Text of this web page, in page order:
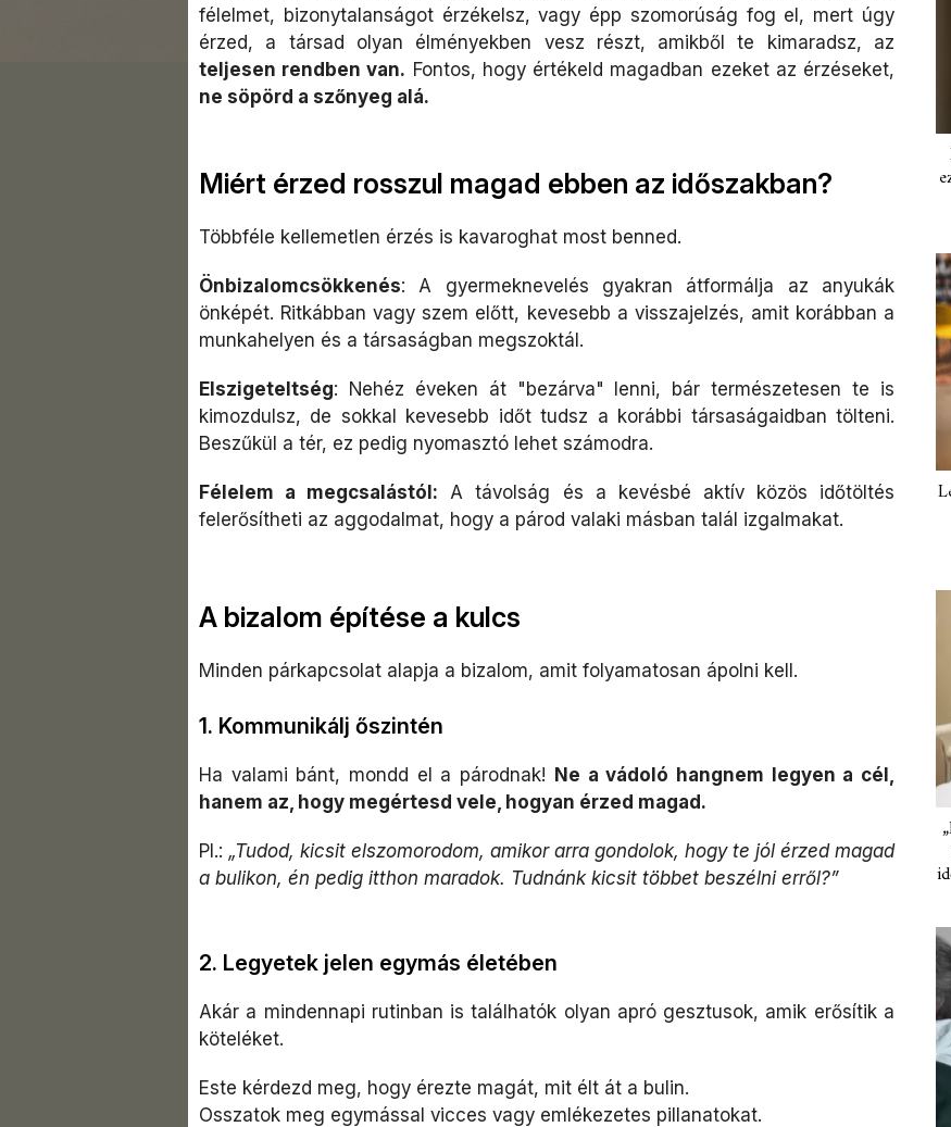
félelmet, bizonytalanságot érzékelsz, vagy épp szomorúság fog el, mert úgy
érzed, a társad olyan élményekben vesz részt, amikből te kimaradsz, az
teljesen rendben van. Fontos, hogy értékeld magadban ezeket az érzéseket,
ne söpörd a szőnyeg alá.
Miért érzed rosszul magad ebben az időszakban?
Többféle kellemetlen érzés is kavaroghat most benned.
Önbizalomcsökkenés: A gyermeknevelés gyakran átformálja az anyukák
önképét. Ritkábban vagy szem előtt, kevesebb a visszajelzés, amit korábban a
munkahelyen és a társaságban megszoktál.
Elszigeteltség: Nehéz éveken át "bezárva" lenni, bár természetesen te is
kimozdulsz, de sokkal kevesebb időt tudsz a korábbi társaságaidban tölteni.
Beszűkül a tér, ez pedig nyomasztó lehet számodra.
Félelem a megcsalástól: A távolság és a kevésbé aktív közös időtöltés
felerősítheti az aggodalmat, hogy a párod valaki másban talál izgalmakat.
A bizalom építése a kulcs
Minden párkapcsolat alapja a bizalom, amit folyamatosan ápolni kell.
1. Kommunikálj őszintén
Ha valami bánt, mondd el a párodnak! Ne a vádoló hangnem legyen a cél,
hanem az, hogy megértesd vele, hogyan érzed magad.
Pl.: „Tudod, kicsit elszomorodom, amikor arra gondolok, hogy te jól érzed magad
a bulikon, én pedig itthon maradok. Tudnánk kicsit többet beszélni erről?”
2. Legyetek jelen egymás életében
Akár a mindennapi rutinban is találhatók olyan apró gesztusok, amik erősítik a
köteléket.
Este kérdezd meg, hogy érezte magát, mit élt át a bulin.
Osszatok meg egymással vicces vagy emlékezetes pillanatokat.